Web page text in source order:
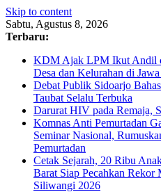
Skip to content
Sabtu, Agustus 8, 2026
Terbaru:
KDM Ajak LPM Ikut Andil
Desa dan Kelurahan di
Debat Publik Sidoarjo
Taubat Selalu Terbuka
Darurat HIV pada Remaja,
Komnas Anti Pemurtadan
Seminar Nasional,
Pemurtadan
Cetak Sejarah, 20 Ribu
Barat Siap Pecahkan
Siliwangi 2026